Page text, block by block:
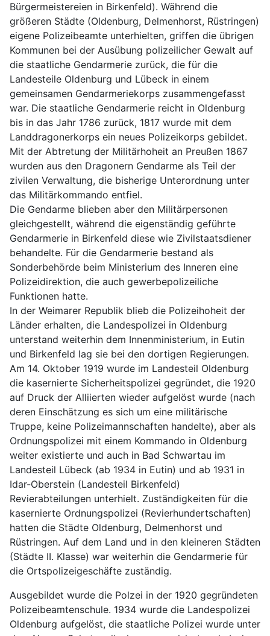
Bürgermeistereien in Birkenfeld). Während die
größeren Städte (Oldenburg, Delmenhorst, Rüstringen)
eigene Polizeibeamte unterhielten, griffen die übrigen
Kommunen bei der Ausübung polizeilicher Gewalt auf
die staatliche Gendarmerie zurück, die für die
Landesteile Oldenburg und Lübeck in einem
gemeinsamen Gendarmeriekorps zusammengefasst
war. Die staatliche Gendarmerie reicht in Oldenburg
bis in das Jahr 1786 zurück, 1817 wurde mit dem
Landdragonerkorps ein neues Polizeikorps gebildet.
Mit der Abtretung der Militärhoheit an Preußen 1867
wurden aus den Dragonern Gendarme als Teil der
zivilen Verwaltung, die bisherige Unterordnung unter
das Militärkommando entfiel.
Die Gendarme blieben aber den Militärpersonen
gleichgestellt, während die eigenständig geführte
Gendarmerie in Birkenfeld diese wie Zivilstaatsdiener
behandelte. Für die Gendarmerie bestand als
Sonderbehörde beim Ministerium des Inneren eine
Polizeidirektion, die auch gewerbepolizeiliche
Funktionen hatte.
In der Weimarer Republik blieb die Polizeihoheit der
Länder erhalten, die Landespolizei in Oldenburg
unterstand weiterhin dem Innenministerium, in Eutin
und Birkenfeld lag sie bei den dortigen Regierungen.
Am 14. Oktober 1919 wurde im Landesteil Oldenburg
die kasernierte Sicherheitspolizei gegründet, die 1920
auf Druck der Alliierten wieder aufgelöst wurde (nach
deren Einschätzung es sich um eine militärische
Truppe, keine Polizeimannschaften handelte), aber als
Ordnungspolizei mit einem Kommando in Oldenburg
weiter existierte und auch in Bad Schwartau im
Landesteil Lübeck (ab 1934 in Eutin) und ab 1931 in
Idar-Oberstein (Landesteil Birkenfeld)
Revierabteilungen unterhielt. Zuständigkeiten für die
kasernierte Ordnungspolizei (Revierhundertschaften)
hatten die Städte Oldenburg, Delmenhorst und
Rüstringen. Auf dem Land und in den kleineren Städten
(Städte II. Klasse) war weiterhin die Gendarmerie für
die Ortspolizeigeschäfte zuständig.
Ausgebildet wurde die Polzei in der 1920 gegründeten
Polizeibeamtenschule. 1934 wurde die Landespolizei
Oldenburg aufgelöst, die staatliche Polizei wurde unter